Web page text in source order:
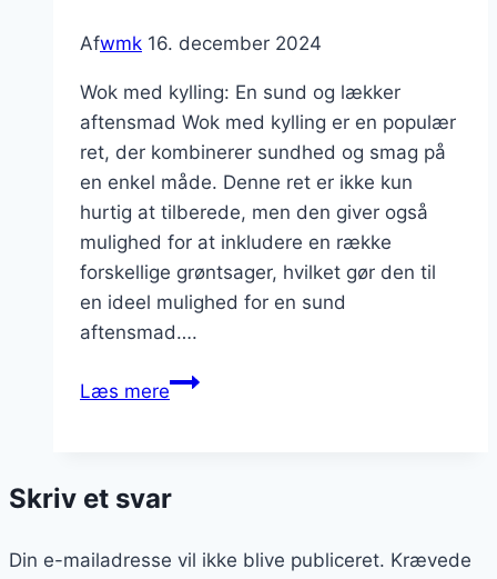
Afwmk 16. december 2024
Wok med kylling: En sund og lækker
aftensmad Wok med kylling er en populær
ret, der kombinerer sundhed og smag på
en enkel måde. Denne ret er ikke kun
hurtig at tilberede, men den giver også
mulighed for at inkludere en række
forskellige grøntsager, hvilket gør den til
en ideel mulighed for en sund
aftensmad….
Læs mereWok
aftensmad
Skriv et svar
Din e-mailadresse vil ikke blive publiceret. Krævede